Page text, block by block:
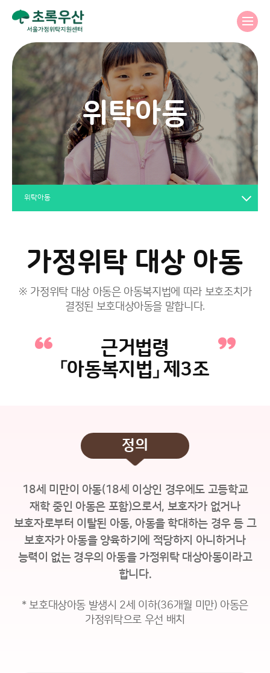
위탁아동
위탁아동
가정위탁 대상 아동
※ 가정위탁 대상 아동은 아동복지법에 따라 보호조치가
결정된 보호대상아동을 말합니다.
근거법령
「아동복지법」 제3조
정의
18세 미만이 아동(18세 이상인 경우에도 고등학교
재학 중인 아동은 포함)으로서, 보호자가 없거나
보호자로부터 이탈된 아동, 아동을 학대하는 경우 등 그
보호자가 아동을 양육하기에 적당하지 아니하거나
능력이 없는 경우의 아동을 가정위탁 대상아동이라고
합니다.
* 보호대상아동 발생시 2세 이하(36개월 미만) 아동은
가정위탁으로 우선 배치